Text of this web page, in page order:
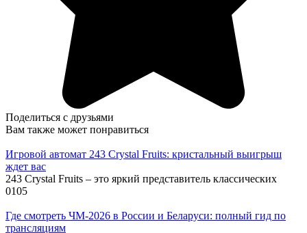
Поделиться с друзьями
Вам также может понравиться
Игровой автомат 243 Crystal Fruits: кристальный выигрыш
ждет вас
243 Crystal Fruits – это яркий представитель классических
0105
Где смотреть ЧМ-2026 в России и Беларуси: полный гид по
трансляциям